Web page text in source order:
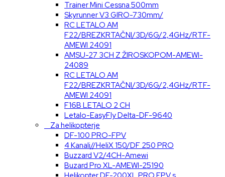
Trainer Mini Cessna 500mm
Skyrunner V3 GIRO-730mm/
RC LETALO AM
F22/BREZKRTAČNI/3D/6G/2,4GHz/RTF-
AMEWI 24091
AMSU-27 3CH Z ŽIROSKOPOM-AMEWI-
24089
RC LETALO AM
F22/BREZKRTAČNI/3D/6G/2,4GHz/RTF-
AMEWI 24091
F16B LETALO 2 CH
Letalo-EasyFly Delta-DF-9640
Za helikopterje
DF-100 PRO-FPV
4 Kanali//HeliX 150/DF 250 PRO
Buzzard V2/4CH-Amewi
Buzard Pro XL-AMEWI-25190